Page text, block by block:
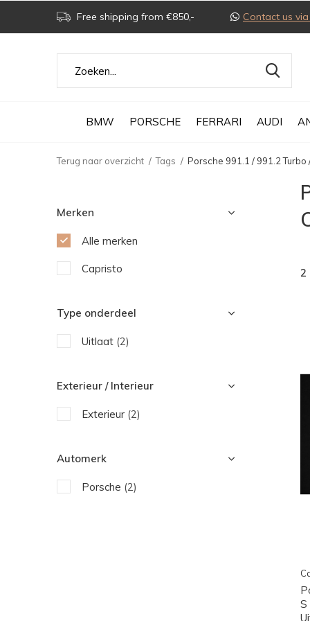
BMW PORSCHE FERRARI AUDI
Free shipping from €850,- Contact us
Terug naar overzicht Tags Porsche 991.1 / 991.2
2
S
Merken
Alle merken
Capristo
Type onderdeel
Uitlaat (2)
Exterieur / Interieur
Exterieur (2)
Automerk
Porsche (2)